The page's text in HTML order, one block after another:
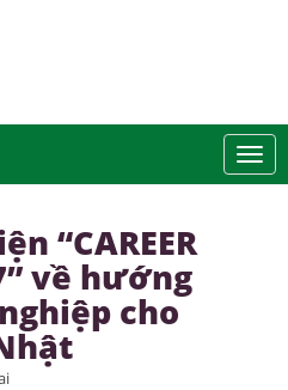
“CAREER
về hướng
cho